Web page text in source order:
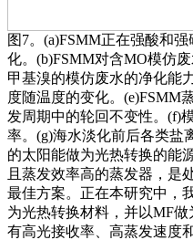
图7。(a)FSMM正在强酸和
化。(b)FSMM对含MO模仿
甲基溴的模仿废水的净化能
度随温度的变化。(e)FSMM
发周期中的轮回不变性。(f)
率。(g)海水淡化前后各类盐
的太阳能做为光热转换的能
且蒸发效率高的蒸发器，是
最佳方案。正在本研究中，
为光热转换材料，并以MF
有高光接收率、高蒸发速度